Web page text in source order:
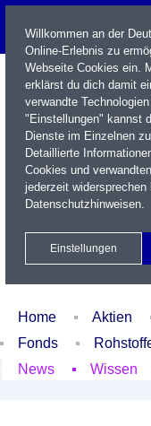
Name / WKN / ISIN / Kürzel
Xetra Realtime
Home Aktien
Fonds
News
Wissen
Willkommen an der
Online-Erlebnis zu
Webseite Cookies ein.
erklärst du dich damit
verwandte
"Einstellungen" kannst
Dienste im Einzelnen
Detaillierte
Cookies und
jederzeit
Datenschutzhinweisen.
Einstellungen